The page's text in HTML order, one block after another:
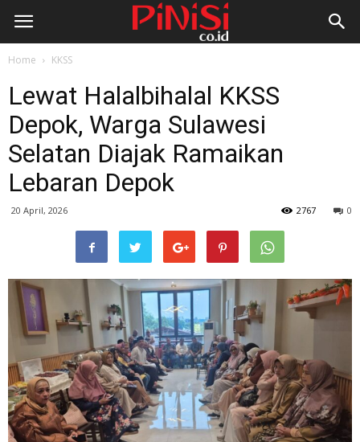
Home KKSS
Lewat Halalbihalal KKSS
Depok, Warga Sulawesi
Selatan Diajak Ramaikan
Lebaran Depok
20 April, 2026 0
2767